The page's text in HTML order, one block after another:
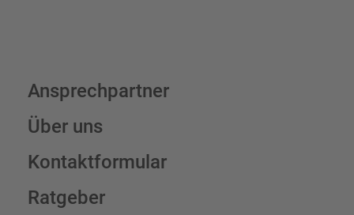
Ansprechpartner
Über uns
Kontaktformular
Ratgeber